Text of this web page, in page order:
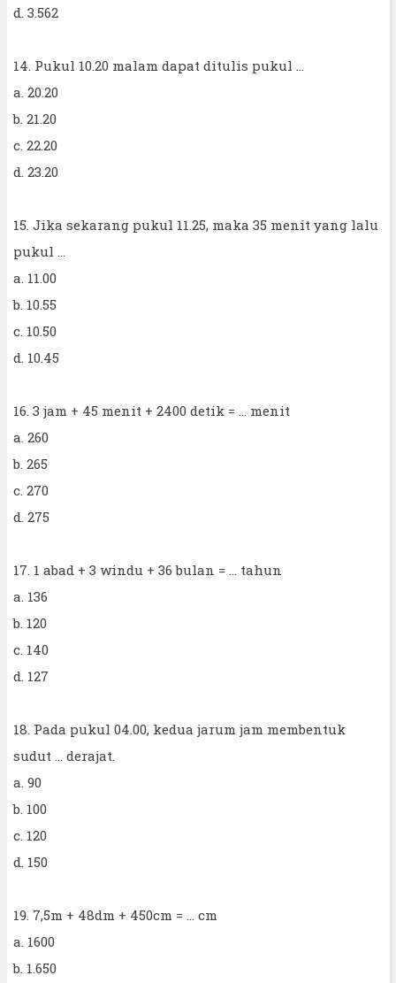
d. 3.562
14. Pukul 10.20 malam dapat ditulis pukul ...
a. 20.20
b. 21.20
c. 22.20
d. 23.20
15. Jika sekarang pukul 11.25, maka 35 menit yang lalu
pukul ...
a. 11.00
b. 10.55
c. 10.50
d. 10.45
16. 3 jam + 45 menit + 2400 detik = ... menit
a. 260
b. 265
c. 270
d. 275
17. 1 abad + 3 windu + 36 bulan = ... tahun
a. 136
b. 120
c. 140
d. 127
18. Pada pukul 04.00, kedua jarum jam membentuk
sudut ... derajat.
a. 90
b. 100
c. 120
d. 150
19. 7,5m + 48dm + 450cm = ... cm
a. 1600
b. 1.650